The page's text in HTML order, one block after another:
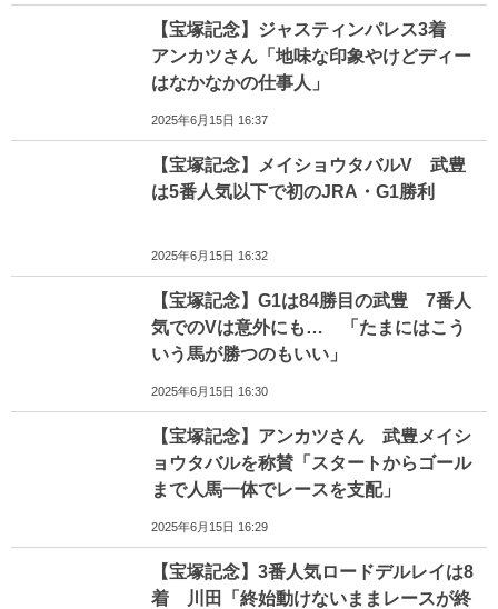
【宝塚記念】ジャスティンパレス3着
アンカツさん「地味な印象やけどディー
はなかなかの仕事人」
2025年6月15日 16:37
【宝塚記念】メイショウタバルV 武豊
は5番人気以下で初のJRA・G1勝利
2025年6月15日 16:32
【宝塚記念】G1は84勝目の武豊 7番人
気でのVは意外にも… 「たまにはこう
いう馬が勝つのもいい」
2025年6月15日 16:30
【宝塚記念】アンカツさん 武豊メイシ
ョウタバルを称賛「スタートからゴール
まで人馬一体でレースを支配」
2025年6月15日 16:29
【宝塚記念】3番人気ロードデルレイは8
着 川田「終始動けないままレースが終